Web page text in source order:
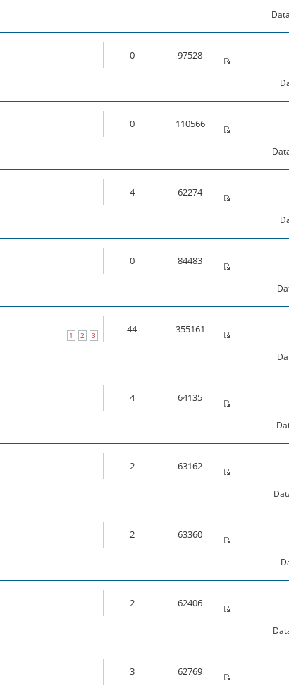
0 97528
0 110566
4 62274
0 84483
1 2 3
44 355161
4 64135
2 63162
2 63360
2 62406
3 62769